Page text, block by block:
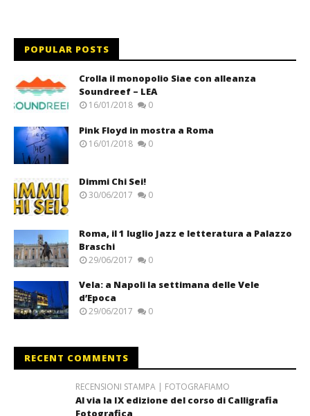
POPULAR POSTS
Crolla il monopolio Siae con alleanza
Soundreef – LEA
16/01/2018 0
Pink Floyd in mostra a Roma
16/01/2018 0
Dimmi Chi Sei!
30/06/2017 0
Roma, il 1 luglio Jazz e letteratura a Palazzo
Braschi
29/06/2017 0
Vela: a Napoli la settimana delle Vele
d’Epoca
29/06/2017 0
RECENT COMMENTS
RECENSIONI STAMPA | FOTOGRAFIAMO
Al via la IX edizione del corso di Calligrafia
Fotografica